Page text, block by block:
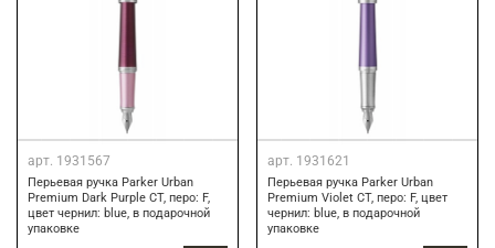
арт. 1931567
Перьевая ручка Parker Urban
Premium Dark Purple CT, перо: F,
цвет чернил: blue, в подарочной
упаковке
арт. 1931621
Перьевая ручка Parker Urban
Premium Violet CT, перо: F, цвет
чернил: blue, в подарочной
упаковке